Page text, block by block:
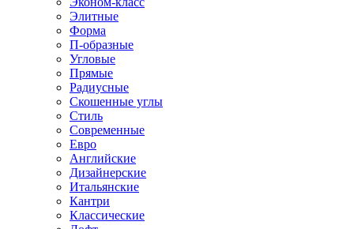
Элитные
Форма
П-образные
Угловые
Прямые
Радиусные
Скошенные углы
Стиль
Современные
Евро
Английские
Дизайнерские
Итальянские
Кантри
Классические